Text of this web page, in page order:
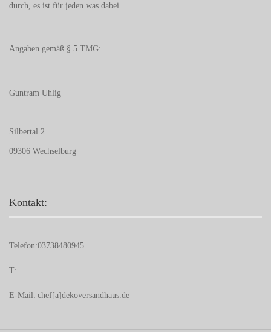
durch, es ist für jeden was dabei.
Angaben gemäß § 5 TMG:
Guntram Uhlig
Silbertal 2
09306 Wechselburg
Kontakt:
Telefon:03738480945
T:
E-Mail: chef[a]dekoversandhaus.de